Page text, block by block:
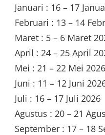
Januari : 16 – 17
Februari : 13 – 14
Maret : 5 – 6 Maret
April : 24 – 25 April
Mei : 21 – 22 Mei 2026
Juni : 11 – 12 Juni
Juli : 16 – 17 Juli 2026
Agustus : 20 – 21
September : 17 – 18